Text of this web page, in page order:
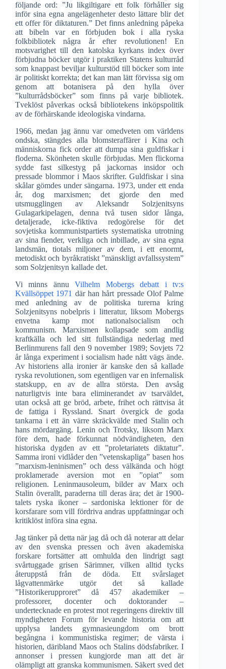
följande ord: ”Ju likgiltigare ett folk förhåller sig
inför sina egna angelägenheter desto lättare blir det
ett offer för diktaturen.” Det finns anledning påpeka
att bibeln var en förbjuden bok i alla ryska
folkbibliotek några år efter revolutionen! En
motsvarighet till den katolska kyrkans index över
förbjudna böcker utgör i praktiken Statens kulturråd
som knappast beviljar kulturstöd till böcker som inte
är politiskt korrekta; det kan man lätt förvissa sig om
genom att botanisera på den hylla över
”kulturrådsböcker” som finns på varje bibliotek.
Tveklöst påverkas också bibliotekens inköpspolitik
av de förhärskande ideologiska vindarna.
1966, medan jag ännu var omedveten om världens
ondska, stängdes alla blomsteraffärer i Kina och
människorna fick order att dumpa sina guldfiskar i
floderna. Skönheten skulle förbjudas. Men flickorna
sydde fast silkestyg på jackornas insidor och
pressade blommor i Maos skrifter. Guldfiskar i sina
skålar gömdes under sängarna. 1973, under ett enda
år, dog marxismen; det gjorde den med
utsmugglingen av Aleksandr Solzjenitsyns
Gulagarkipelagen, denna två tusen sidor långa,
detaljerade, icke-fiktiva redogörelse för det
sovjetiska kommunistpartiets systematiska utrotning
av sina fiender, verkliga och inbillade, av sina egna
landsmän, tiotals miljoner av dem, i ett enormt,
metodiskt och byråkratiskt ”mänskligt avfallssystem”
som Solzjenitsyn kallade det.
Vi minns ännuVilhelm Mobergs debatt i tv:s
Kvällsöppet 1971 där han hårt pressade Olof Palme
med anledning av de politiska turerna kring
Solzjenitsyns nobelpris i litteratur, liksom Mobergs
envetna kamp mot nationalsocialism och
kommunism. Marxismen kollapsade som andlig
kraftkälla och led sitt fullständiga nederlag med
Berlinmurens fall den 9 november 1989; Sovjets 72
år långa experiment i socialism hade nått vägs ände.
Av historiens alla ironier är kanske den så kallade
ryska revolutionen, som egentligen var en infernalisk
statskupp, en av de allra största. Den avsåg
naturligtvis inte bara eliminerandet av tsarväldet,
utan också att ge bröd, arbete, frihet och rättvisa åt
de fattiga i Ryssland. Snart övergick de goda
tankarna i ett än värre skräckvälde med Stalin och
hans mördargäng. Lenin och Trotsky, liksom Marx
före dem, hade förkunnat nödvändigheten, den
historiska dygden av ett ”proletariatets diktatur”.
Samma ironi vidlåder den ”vetenskapliga” basen hos
”marxism-leninismen” och dess välkända och högt
proklamerade aversion mot en ”opiat” som
religionen. Leninmausoleum, bilder av Marx och
Stalin överallt, paraderna till deras ära; det är 1900-
talets ryska ikoner – sardoniska lektioner för de
korsfarare som vill fördriva andras uppfattningar och
kritiklöst införa sina egna.
Jag tänker på detta när jag då och då noterar att delar
av den svenska pressen och även akademiska
forskare fortsätter att omhulda den lindrigt sagt
svårtuggade grisen Särimner, vilken alltid tycks
återuppstå från de döda. Ett svårslaget
lågvattenmärke utgör det så kallade
”Historikerupproret” då 457 akademiker –
professorer, docenter och doktorander –
undertecknade en protest mot regeringens direktiv till
myndigheten Forum för levande historia om att
upplysa landets gymnasieungdom om brott
begångna i kommunistiska regimer; de värsta i
historien, däribland Maos och Stalins dödsfabriker. I
annonser i pressen kungjorde man att det är
olämpligt att granska kommunismen. Säkert sved det